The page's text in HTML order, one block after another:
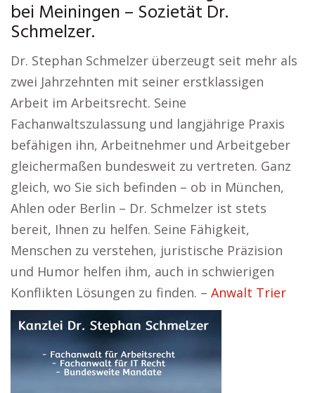
bei Meiningen – Sozietät Dr.
Schmelzer.
Dr. Stephan Schmelzer überzeugt seit mehr als
zwei Jahrzehnten mit seiner erstklassigen
Arbeit im Arbeitsrecht. Seine
Fachanwaltszulassung und langjährige Praxis
befähigen ihn, Arbeitnehmer und Arbeitgeber
gleichermaßen bundesweit zu vertreten. Ganz
gleich, wo Sie sich befinden – ob in München,
Ahlen oder Berlin – Dr. Schmelzer ist stets
bereit, Ihnen zu helfen. Seine Fähigkeit,
Menschen zu verstehen, juristische Präzision
und Humor helfen ihm, auch in schwierigen
Konflikten Lösungen zu finden. – Anwalt Trier